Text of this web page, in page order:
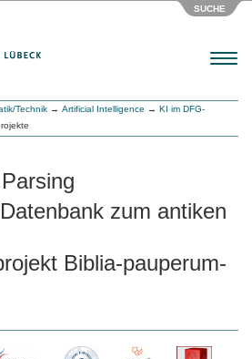
SUCHE
Menu
Technik → Artificial Intelligence → KI im DFG-
zum antiken
Biblia-pauperum-